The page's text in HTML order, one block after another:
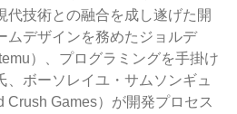
代技術との融合を成し遂げた開
ムデザインを務めたジョルデ
）、プログラミングを手掛け
、ボーソレイユ・サムソンギュ
Crush Games）が開発プロセス